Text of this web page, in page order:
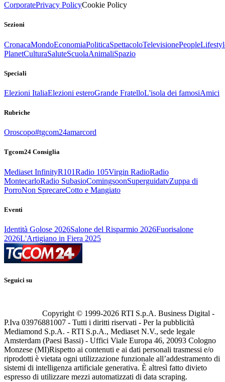
CorporatePrivacy PolicyCookie Policy
Sezioni
CronacaMondoEconomiaPoliticaSpettacoloTelevisionePeople
PlanetCulturaSaluteScuolaAnimaliSpazio
Speciali
Elezioni ItaliaElezioni esteroGrande FratelloL'isola dei famosiAmici
Rubriche
Oroscopo#tgcom24amarcord
Tgcom24 Consiglia
Mediaset InfinityR101Radio 105Virgin RadioRadio
MontecarloRadio SubasioComingsoonSuperguidatvZuppa di
PorroNon SprecareCotto e Mangiato
Eventi
Identità Golose 2026Salone del Risparmio 2026Fuorisalone
2026L'Artigiano in Fiera 2025
Seguici su
Copyright © 1999-2026 RTI S.p.A. Business Digital -
P.Iva 03976881007 - Tutti i diritti riservati - Per la pubblicità
Mediamond S.p.A. - RTI S.p.A., Mediaset N.V., sede legale
Amsterdam (Paesi Bassi) - Uffici Viale Europa 46, 20093 Cologno
Monzese (MI)Rispetto ai contenuti e ai dati personali trasmessi e/o
riprodotti è vietata ogni utilizzazione funzionale all’addestramento di
sistemi di intelligenza artificiale generativa. È altresì fatto divieto
espresso di utilizzare mezzi automatizzati di data scraping.